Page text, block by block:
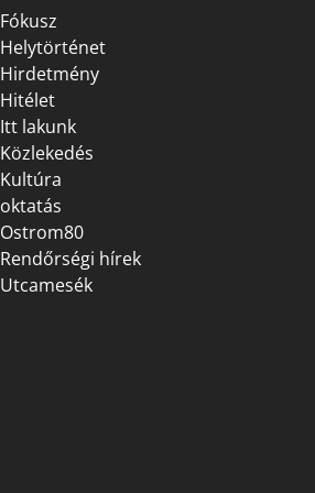
Fókusz
Helytörténet
Hirdetmény
Hitélet
Itt lakunk
Közlekedés
Kultúra
oktatás
Ostrom80
Rendőrségi hírek
Utcamesék